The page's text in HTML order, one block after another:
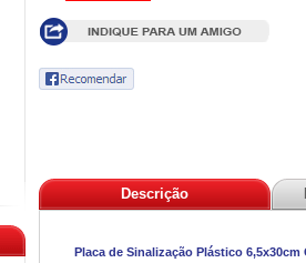
Descrição
Placa de Sinalização Plástico